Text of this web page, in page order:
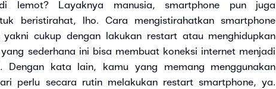
lemot? Layaknya manusia, smartphone pun juga
beristirahat, lho. Cara mengistirahatkan smartphone
cukup dengan lakukan restart atau menghidupkan
sederhana ini bisa membuat koneksi internet menjadi
Dengan kata lain, kamu yang memang menggunakan
perlu secara rutin melakukan restart smartphone, ya.